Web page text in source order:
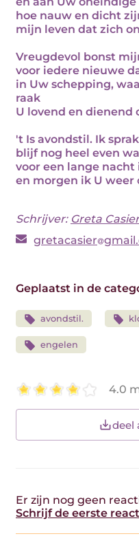
hoe nauw en dicht
mijn leven dat zich
Vreugdevol bonst
voor iedere nieuwe
in Uw schepping,
raak
U lovend en
't Is avondstil. Ik
blijf nog heel even
voor een lange
en morgen ik U
Schrijver: Greta Casier
gretacasier
Geplaatst in de
avondstil.
engelen
4.0
deel
Er zijn nog geen
Schrijf de eerste